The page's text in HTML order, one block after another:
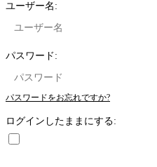
ユーザー名:
パスワード:
パスワードをお忘れですか?
ログインしたままにする: